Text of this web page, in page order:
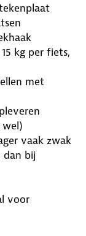
kg per fiets,
met
vaak zwak
dan bij
voor